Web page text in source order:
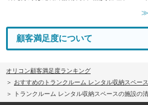
≫
顧客満足度について
オリコン顧客満足度ランキング
おすすめのトランクルーム レンタル収納スペー
トランクルーム レンタル収納スペースの施設の